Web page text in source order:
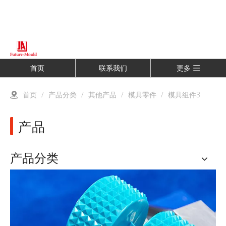
首页 联系我们 更多
首页 / 产品分类 / 其他产品 / 模具零件 / 模具组件3
产品
产品分类